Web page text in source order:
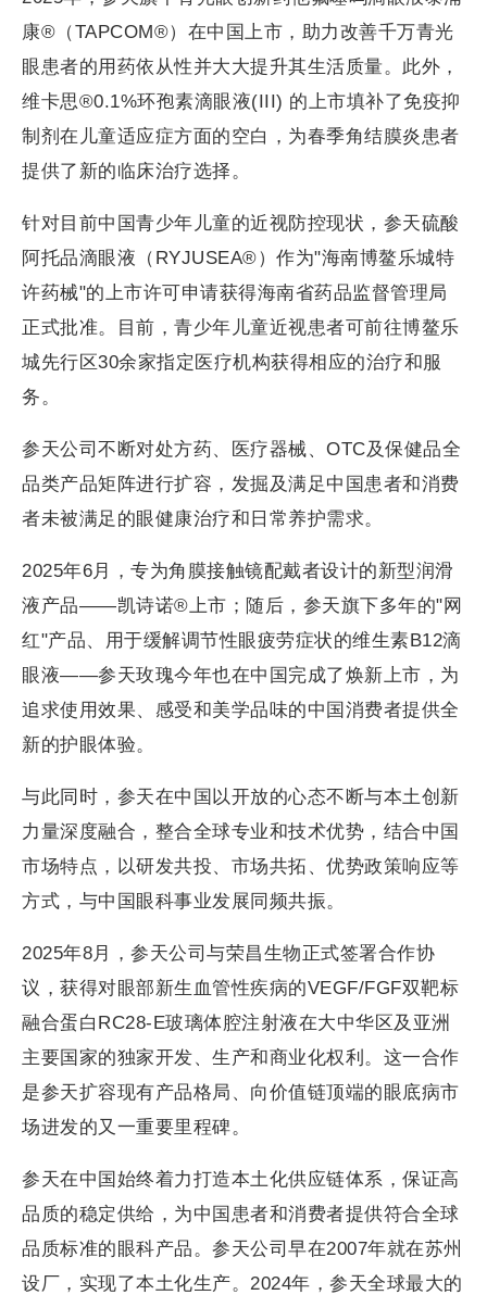
康®（TAPCOM®）在中国上市，助力改善千万青光
眼患者的用药依从性并大大提升其生活质量。此外，
维卡思®0.1%环孢素滴眼液(III) 的上市填补了免疫抑
制剂在儿童适应症方面的空白，为春季角结膜炎患者
提供了新的临床治疗选择。
针对目前中国青少年儿童的近视防控现状，参天硫酸
阿托品滴眼液（RYJUSEA®）作为"海南博鳌乐城特
许药械"的上市许可申请获得海南省药品监督管理局
正式批准。目前，青少年儿童近视患者可前往博鳌乐
城先行区30余家指定医疗机构获得相应的治疗和服
务。
参天公司不断对处方药、医疗器械、OTC及保健品全
品类产品矩阵进行扩容，发掘及满足中国患者和消费
者未被满足的眼健康治疗和日常养护需求。
2025年6月，专为角膜接触镜配戴者设计的新型润滑
液产品——凯诗诺®上市；随后，参天旗下多年的"网
红"产品、用于缓解调节性眼疲劳症状的维生素B12滴
眼液——参天玫瑰今年也在中国完成了焕新上市，为
追求使用效果、感受和美学品味的中国消费者提供全
新的护眼体验。
与此同时，参天在中国以开放的心态不断与本土创新
力量深度融合，整合全球专业和技术优势，结合中国
市场特点，以研发共投、市场共拓、优势政策响应等
方式，与中国眼科事业发展同频共振。
2025年8月，参天公司与荣昌生物正式签署合作协
议，获得对眼部新生血管性疾病的VEGF/FGF双靶标
融合蛋白RC28-E玻璃体腔注射液在大中华区及亚洲
主要国家的独家开发、生产和商业化权利。这一合作
是参天扩容现有产品格局、向价值链顶端的眼底病市
场进发的又一重要里程碑。
参天在中国始终着力打造本土化供应链体系，保证高
品质的稳定供给，为中国患者和消费者提供符合全球
品质标准的眼科产品。参天公司早在2007年就在苏州
设厂，实现了本土化生产。2024年，参天全球最大的